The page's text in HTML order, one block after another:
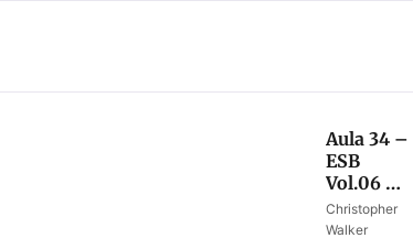
Aula 34 –
ESB
Vol.06 –
Roubando
a religião
Christopher
Walker